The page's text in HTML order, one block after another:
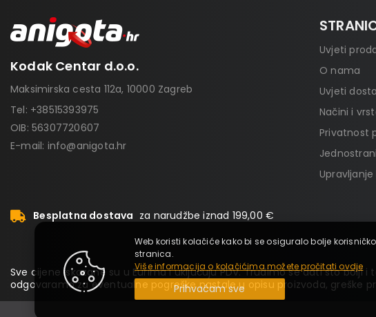
Kodak Centar d.o.o.
Maksimirska cesta 112a, 10000 Zagreb
Tel: +38515393975
OIB: 56307720607
E-mail: info@anigota.hr
Uvjeti
O nama
Uvjeti
Načini i
Privatnost
Besplatna dostava za narudžbe iznad 199,00 €
Sve cijene iskazane su u Eurima i uključuju PDV. Trudimo se dati što
odgovaramo za eventualne pogreške nastale u opisu proizvoda, greške
Web koristi kolačiće kako bi se osiguralo bolje
stranica.
Više informacija o kolačićima možete pročitati ovdje
Prihvaćam sve